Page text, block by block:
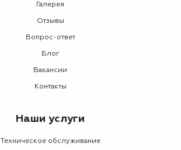
Галерея
Отзывы
Вопрос-ответ
Блог
Вакансии
Контакты
Наши услуги
Техническое обслуживание